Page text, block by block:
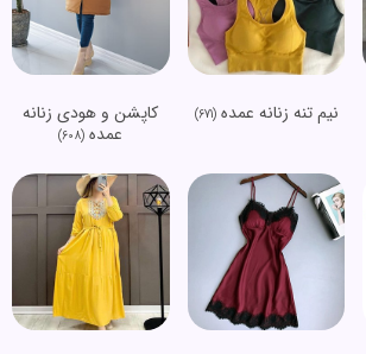
نیم تنه زنانه عمده(671)
کاپشن و هودی زنانه
عمده (608)